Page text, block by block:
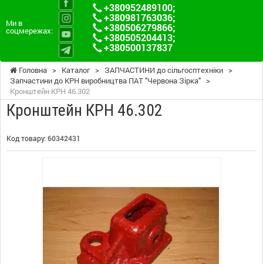
Ми в
соцмережах:
+380952489100;
+380981763036;
+380506279866;
+380505204413;
+380500137837
Головна > Каталог > ЗАПЧАСТИНИ до сільгосптехніки >
Запчастини до КРН виробництва ПАТ "Червона Зірка" >
Кронштейн КРН 46.302
Кронштейн КРН 46.302
Код товару: 60342431